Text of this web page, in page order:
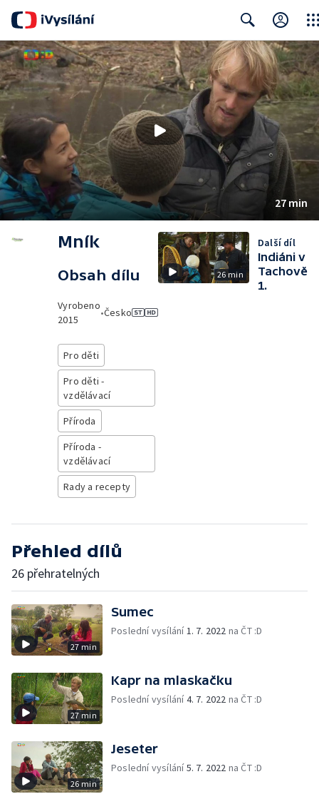
Search
27 min
Mník
Obsah dílu
Vyrobeno
2015
•Česko
Pro děti
Pro děti -
vzdělávací
Příroda
Příroda -
vzdělávací
Rady a recepty
26 min
Další díl
Indiáni v
Tachově
1.
Přehled dílů
26 přehratelných
27 min
Sumec
Poslední vysílání1. 7. 2022 na ČT :D
27 min
Kapr na mlaskačku
Poslední vysílání4. 7. 2022 na ČT :D
26 min
Jeseter
Poslední vysílání5. 7. 2022 na ČT :D